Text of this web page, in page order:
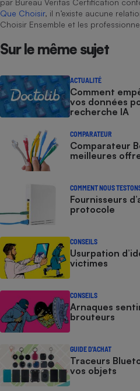
par Bureau Veritas Certification
Que Choisir, il n’existe aucune
Choisir Ensemble et les
Sur le même sujet
ACTUALITÉ
Comment
vos données
recherche IA
COMPARATEUR
Comparateur
meilleures
COMMENT NOUS
Fournisseurs
protocole
CONSEILS
Usurpation
victimes
CONSEILS
Arnaques
brouteurs
GUIDE D'ACHAT
Traceurs
vos objets